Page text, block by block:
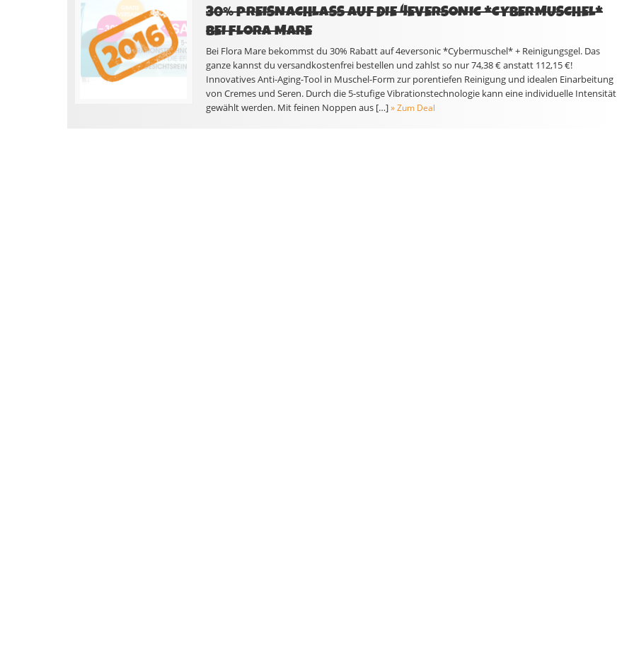
30% PREISNACHLASS AUF DIE 4EVERSONIC *CYBERMUSCHEL*
BEI FLORA MARE
Bei Flora Mare bekommst du 30% Rabatt auf 4eversonic *Cybermuschel* + Reinigungsgel. Das
ganze kannst du versandkostenfrei bestellen und zahlst so nur 74,38 € anstatt 112,15 €!
Innovatives Anti-Aging-Tool in Muschel-Form zur porentiefen Reinigung und idealen Einarbeitung
von Cremes und Seren. Durch die 5-stufige Vibrationstechnologie kann eine individuelle Intensität
gewählt werden. Mit feinen Noppen aus […] » Zum Deal